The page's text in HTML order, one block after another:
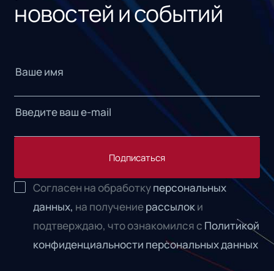
новостей и событий
Подписаться
Согласен на обработкуперсональных
данных, на получениерассылоки
подтверждаю, что ознакомился с Политикой
конфиденциальности персональных данных